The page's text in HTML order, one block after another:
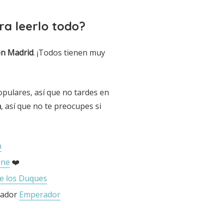
leerlo todo?
Madrid. ¡Todos tienen muy
así que no tardes en
, así que no te preocupes si
❤️
los Duques
Emperador